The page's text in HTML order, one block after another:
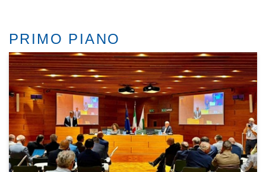
PRIMO PIANO